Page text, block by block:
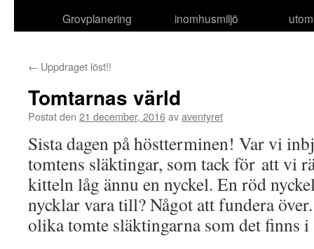
Grovplanering
inomhusmiljö
← Uppdraget löst!!
Tomtarnas värld
Postat den 21 december, 2016avaventyret
Sista dagen på höstterminen! Var vi
tomtens släktingar, som tack för att vi
kitteln låg ännu en nyckel. En röd
nycklar vara till? Något att fundera
olika tomte släktingarna som det finns i